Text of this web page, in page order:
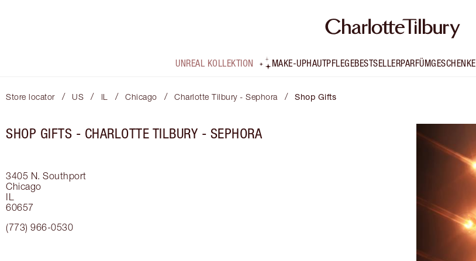
UNREAL KOLLEKTION MAKE-UPHAUTPFLEGEBESTSELLERPARFÜMGESCHENKE
Store locator / US / IL / Chicago / Charlotte Tilbury - Sephora / Shop Gifts
SHOP GIFTS - CHARLOTTE TILBURY - SEPHORA
3405 N. Southport
Chicago
IL
60657
(773) 966-0530